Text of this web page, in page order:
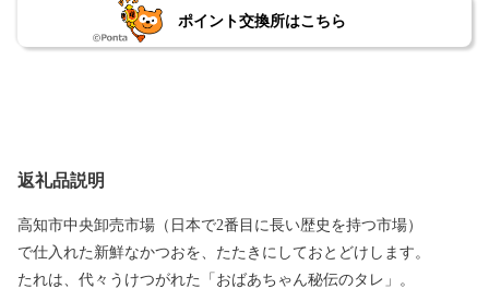
ポイント交換所はこちら
返礼品説明
高知市中央卸売市場（日本で2番目に長い歴史を持つ市場）
で仕入れた新鮮なかつおを、たたきにしておとどけします。
たれは、代々うけつがれた「おばあちゃん秘伝のタレ」。